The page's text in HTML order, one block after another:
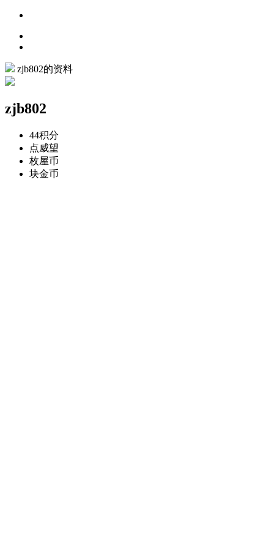
zjb802的资料
zjb802
44积分
点威望
枚屋币
块金币